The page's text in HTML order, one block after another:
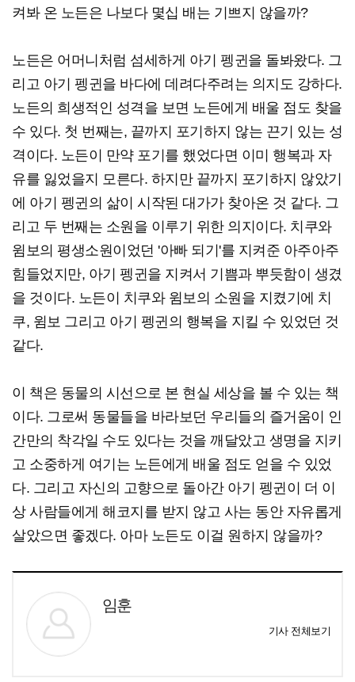
켜봐 온 노든은 나보다 몇십 배는 기쁘지 않을까?
노든은 어머니처럼 섬세하게 아기 펭귄을 돌봐왔다. 그
리고 아기 펭귄을 바다에 데려다주려는 의지도 강하다.
노든의 희생적인 성격을 보면 노든에게 배울 점도 찾을
수 있다. 첫 번째는, 끝까지 포기하지 않는 끈기 있는 성
격이다. 노든이 만약 포기를 했었다면 이미 행복과 자
유를 잃었을지 모른다. 하지만 끝까지 포기하지 않았기
에 아기 펭귄의 삶이 시작된 대가가 찾아온 것 같다. 그
리고 두 번째는 소원을 이루기 위한 의지이다. 치쿠와
윔보의 평생소원이었던 '아빠 되기'를 지켜준 아주아주
힘들었지만, 아기 펭귄을 지켜서 기쁨과 뿌듯함이 생겼
을 것이다. 노든이 치쿠와 윔보의 소원을 지켰기에 치
쿠, 윔보 그리고 아기 펭귄의 행복을 지킬 수 있었던 것
같다.
이 책은 동물의 시선으로 본 현실 세상을 볼 수 있는 책
이다. 그로써 동물들을 바라보던 우리들의 즐거움이 인
간만의 착각일 수도 있다는 것을 깨달았고 생명을 지키
고 소중하게 여기는 노든에게 배울 점도 얻을 수 있었
다. 그리고 자신의 고향으로 돌아간 아기 펭귄이 더 이
상 사람들에게 해코지를 받지 않고 사는 동안 자유롭게
살았으면 좋겠다. 아마 노든도 이걸 원하지 않을까?
임훈
기사 전체보기